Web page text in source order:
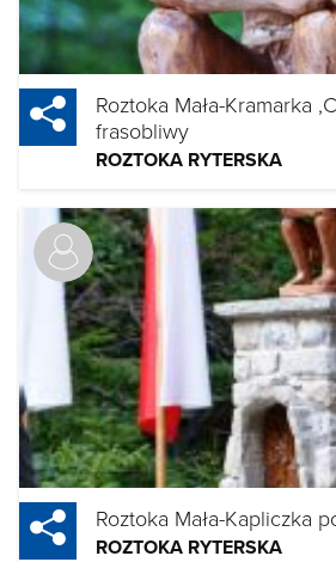
Roztoka Mała-Kramarka
frasobliwy
ROZTOKA RYTERSKA
Roztoka Mała-Kapliczka
ROZTOKA RYTERSKA